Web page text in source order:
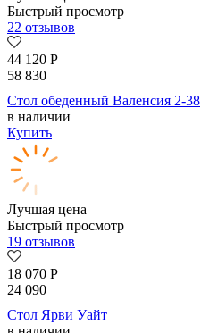
Быстрый просмотр
22 отзывов
44 120 Р
58 830
Стол обеденный Валенсия 2-38
в наличии
Купить
Лучшая цена
Быстрый просмотр
19 отзывов
18 070 Р
24 090
Стол Ярви Уайт